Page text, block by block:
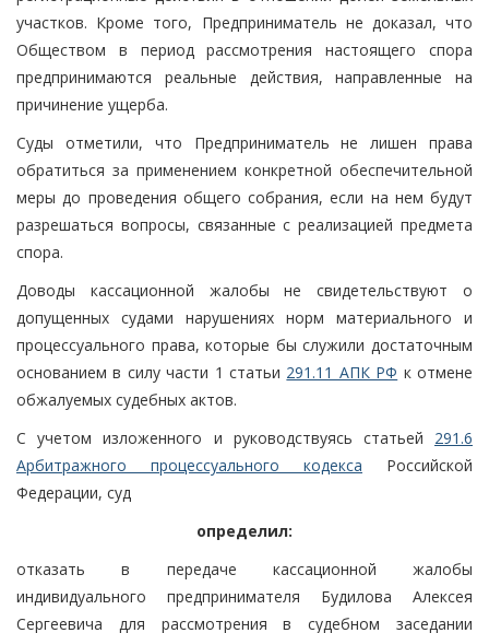
участков. Кроме того, Предприниматель не доказал, что
Обществом в период рассмотрения настоящего спора
предпринимаются реальные действия, направленные на
причинение ущерба.
Суды отметили, что Предприниматель не лишен права
обратиться за применением конкретной обеспечительной
меры до проведения общего собрания, если на нем будут
разрешаться вопросы, связанные с реализацией предмета
спора.
Доводы кассационной жалобы не свидетельствуют о
допущенных судами нарушениях норм материального и
процессуального права, которые бы служили достаточным
основанием в силу части 1 статьи 291.11 АПК РФ к отмене
обжалуемых судебных актов.
С учетом изложенного и руководствуясь статьей 291.6
Арбитражного процессуального кодекса Российской
Федерации, суд
определил:
отказать в передаче кассационной жалобы
индивидуального предпринимателя Будилова Алексея
Сергеевича для рассмотрения в судебном заседании